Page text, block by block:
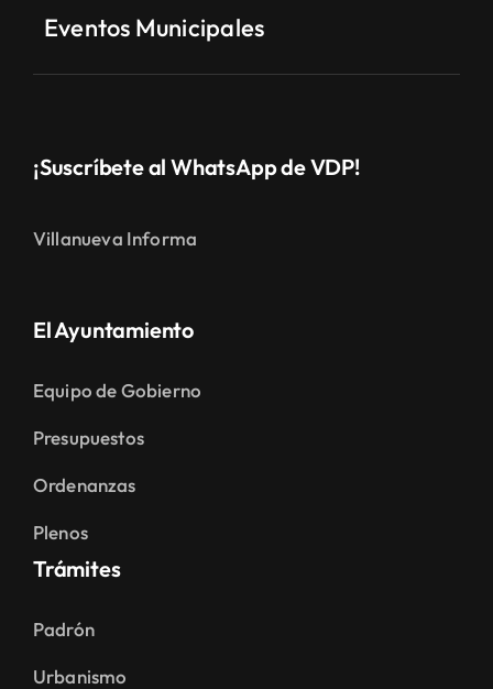
Eventos Municipales
¡Suscríbete al WhatsApp de VDP!
Villanueva Informa
El Ayuntamiento
Equipo de Gobierno
Presupuestos
Ordenanzas
Plenos
Trámites
Padrón
Urbanismo